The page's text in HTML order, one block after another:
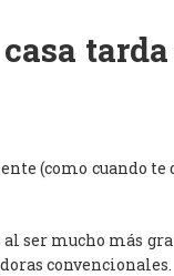
(como cuando te
ser mucho más
convencionales.